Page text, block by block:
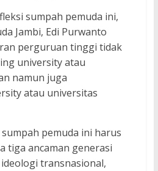
sumpah pemuda ini,
Jambi, Edi Purwanto
perguruan tinggi tidak
university atau
namun juga
atau universitas
pemuda ini harus
tiga ancaman generasi
transnasional,